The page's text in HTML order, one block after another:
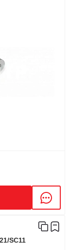
SC11